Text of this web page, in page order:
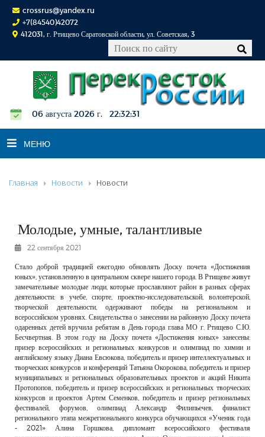
crossrus@yandex.ru
+7(84540)42072
412031, г. Ртищево Саратовской области, ул. Советская, 3
06 августа 2026 г. 22:32:31
МЕНЮ
НОВОСТИ
К СВЕДЕНИЮ
КОНКУРСЫ
РЕКЛАМОДАТЕЛЯМ
ОБЪЯВЛЕНИЯ
КОНТАКТЫ
Главная Новости Новости
Молодые, умные, талантливые
22 сентября 2021
Стало доброй традицией ежегодно обновлять Доску почета «Достижения
юных», установленную в центральном сквере нашего города. В Ртищеве живут
замечательные молодые люди, которые прославляют район в разных сферах
деятельности: в учебе, спорте, проектно-исследовательской, волонтерской,
творческой деятельности, одерживают победы на региональном и
всероссийском уровнях. Свидетельства о занесении на районную Доску почета
одаренных детей вручила ребятам в День города глава МО г. Ртищево С.Ю.
Бесчвертная. В этом году на Доску почета «Достижения юных» занесены:
призер всероссийских и региональных конкурсов и олимпиад по химии и
английскому языку Диана Евсюкова, победитель и призер интеллектуальных и
творческих конкурсов и конференций Татьяна Окорокова, победитель и призер
муниципальных и региональных образовательных проектов и акций Никита
Протопопов, победитель и призер всероссийских и региональных творческих
конкурсов и проектов Артем Семенков, победитель и призер региональных
фестивалей, форумов, олимпиад Александр Филипьечев, финалист
регионального этапа межрегионального конкурса обучающихся «Ученик года
- 2021» Алина Горшкова, дипломант всероссийского фестиваля